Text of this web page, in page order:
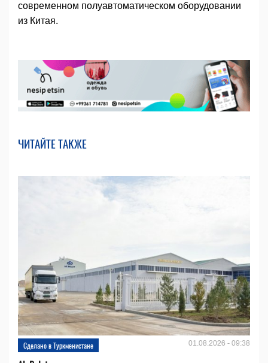
современном полуавтоматическом оборудовании
из Китая.
ЧИТАЙТЕ ТАКЖЕ
Сделано в Туркменистане 01.08.2026 - 09:38